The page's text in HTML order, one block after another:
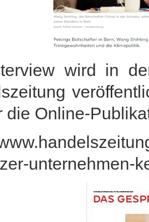
wird in
die Online-
unternehmen-